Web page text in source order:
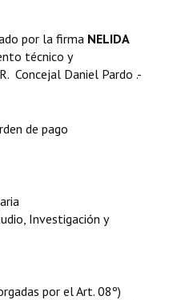
por la firma  NELIDA
técnico y
 Concejal Daniel Pardo .-
de pago
Investigación y
por el Art. 08º)